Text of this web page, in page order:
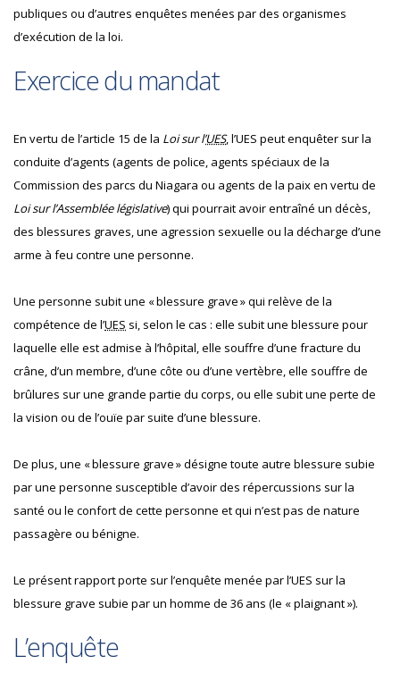
publiques ou d’autres enquêtes menées par des organismes
d’exécution de la loi.
Exercice du mandat
En vertu de l’article 15 de la Loi sur l’UES, l’UES peut enquêter sur la
conduite d’agents (agents de police, agents spéciaux de la
Commission des parcs du Niagara ou agents de la paix en vertu de
Loi sur l’Assemblée législative) qui pourrait avoir entraîné un décès,
des blessures graves, une agression sexuelle ou la décharge d’une
arme à feu contre une personne.
Une personne subit une « blessure grave » qui relève de la
compétence de l’UES si, selon le cas : elle subit une blessure pour
laquelle elle est admise à l’hôpital, elle souffre d’une fracture du
crâne, d’un membre, d’une côte ou d’une vertèbre, elle souffre de
brûlures sur une grande partie du corps, ou elle subit une perte de
la vision ou de l’ouïe par suite d’une blessure.
De plus, une « blessure grave » désigne toute autre blessure subie
par une personne susceptible d’avoir des répercussions sur la
santé ou le confort de cette personne et qui n’est pas de nature
passagère ou bénigne.
Le présent rapport porte sur l’enquête menée par l’UES sur la
blessure grave subie par un homme de 36 ans (le « plaignant »).
L’enquête